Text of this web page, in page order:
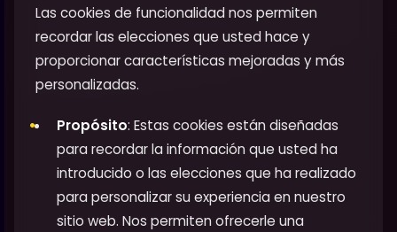
Las cookies de funcionalidad nos permiten
recordar las elecciones que usted hace y
proporcionar características mejoradas y más
personalizadas.
Propósito: Estas cookies están diseñadas
para recordar la información que usted ha
introducido o las elecciones que ha realizado
para personalizar su experiencia en nuestro
sitio web. Nos permiten ofrecerle una